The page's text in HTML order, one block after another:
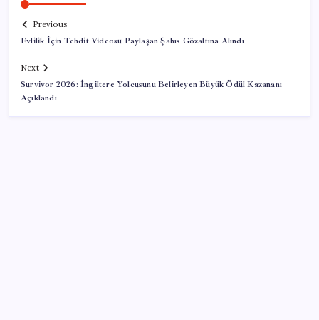
Previous
Evlilik İçin Tehdit Videosu Paylaşan Şahıs Gözaltına Alındı
Next
Survivor 2026: İngiltere Yolcusunu Belirleyen Büyük Ödül Kazananı
Açıklandı